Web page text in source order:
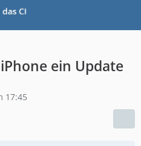
ein Update
17:45